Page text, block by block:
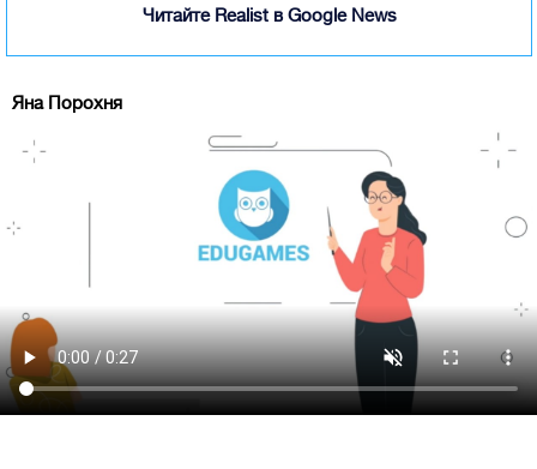
Читайте Realist в Google News
Яна Порохня